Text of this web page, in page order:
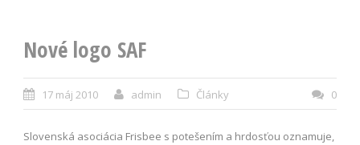
Nové logo SAF
17 máj 2010 admin Články 0
Slovenská asociácia Frisbee s potešením a hrdosťou oznamuje,